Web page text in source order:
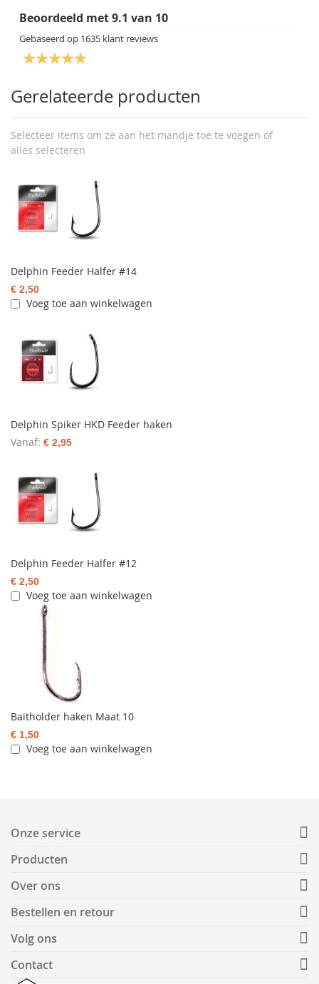
Beoordeeld met9.1 van 10
Gebaseerd op 1635 klant reviews
Gerelateerde producten
Selecteer items om ze aan het mandje toe te voegen of
alles selecteren
Delphin Feeder Halfer #14
€ 2,50
Voeg toe aan winkelwagen
Delphin Spiker HKD Feeder haken
Vanaf € 2,95
Delphin Feeder Halfer #12
€ 2,50
Voeg toe aan winkelwagen
Baitholder haken Maat 10
€ 1,50
Voeg toe aan winkelwagen
Onze service
Producten
Over ons
Bestellen en retour
Volg ons
Contact